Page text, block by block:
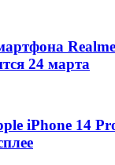
24 марта
iPhone 14